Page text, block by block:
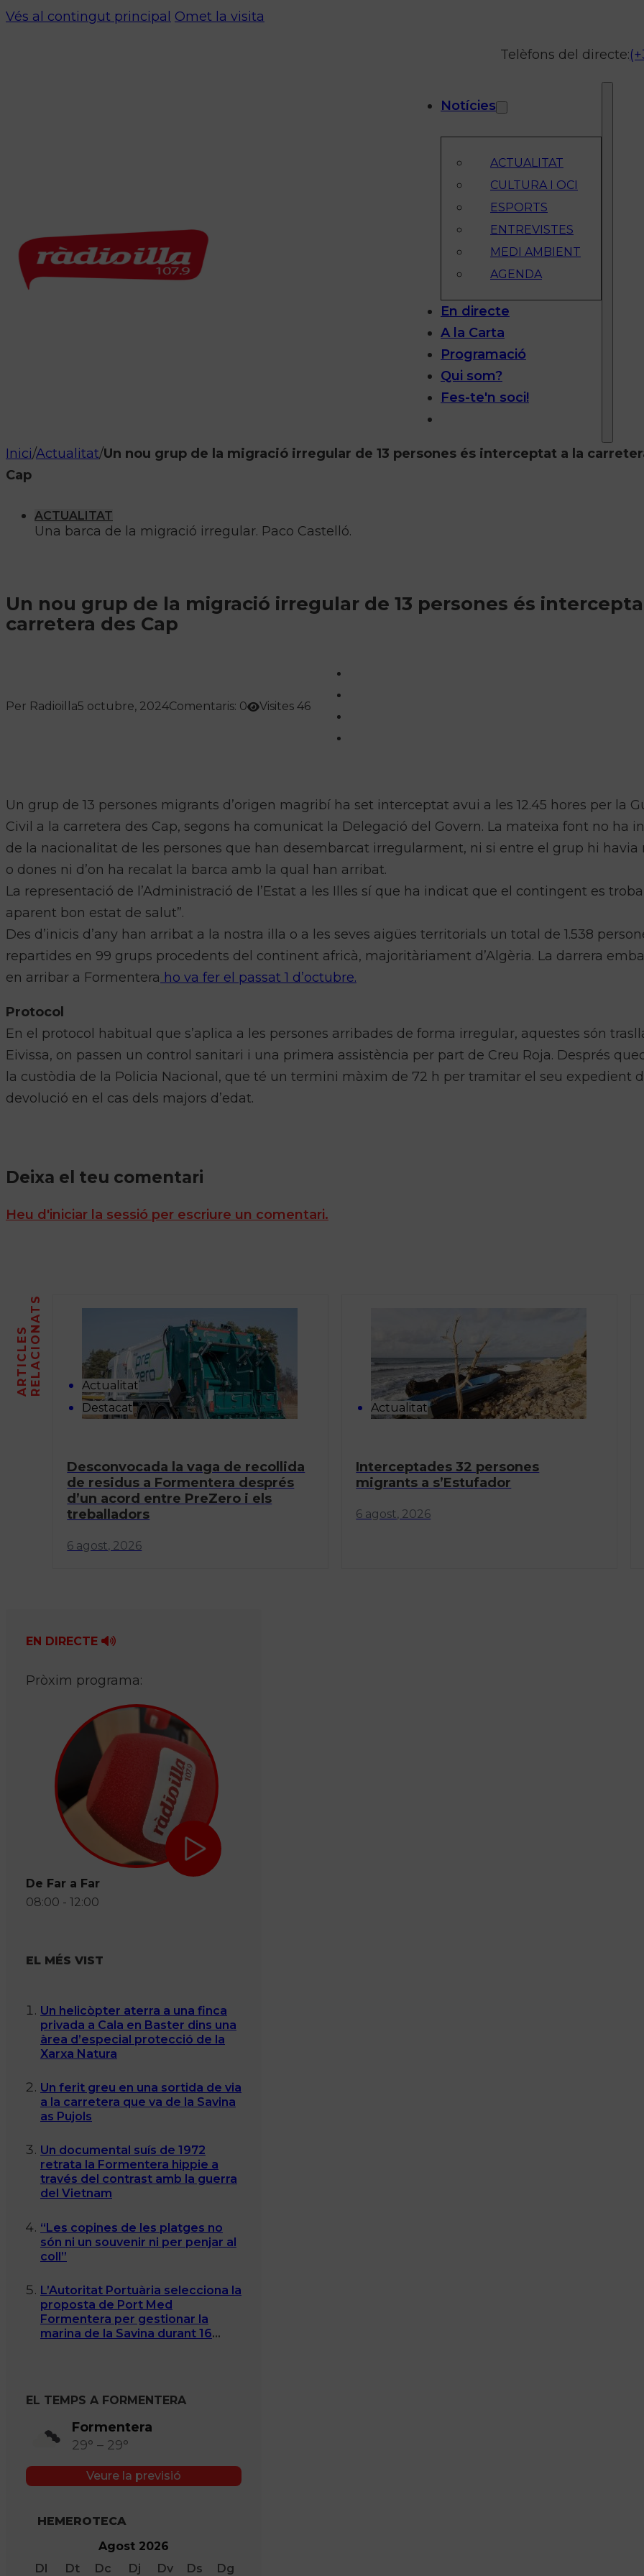
Vés al contingut principal Omet la visita
Telèfons del directe:
Notícies
ACTUALITAT
CULTURA I OCI
ESPORTS
ENTREVISTES
MEDI AMBIENT
AGENDA
En directe
A la Carta
Programació
Qui som?
Fes-te'n soci!
Inici/Actualitat/Un nou grup de la migració irregular de 13 persones és interceptat a la
Cap
Una barca de la migració irregular. Paco Castelló.
ACTUALITAT
Un nou grup de la migració irregular de 13 persones és
carretera des Cap
Per Radioilla5 octubre, 2024Comentaris: 0 Visites 46
Un grup de 13 persones migrants d’origen magribí ha set interceptat avui a les 12.45 hores per la
Civil a la carretera des Cap, segons ha comunicat la Delegació del Govern. La mateixa font no ha
de la nacionalitat de les persones que han desembarcat irregularment, ni si entre el grup hi havia
o dones ni d’on ha recalat la barca amb la qual han arribat.
La representació de l’Administració de l’Estat a les Illes sí que ha indicat que el contingent es troba
aparent bon estat de salut”.
Des d’inicis d’any han arribat a la nostra illa o a les seves aigües territorials un total de 1.538
repartides en 99 grups procedents del continent africà, majoritàriament d’Algèria. La darrera
en arribar a Formentera ho va fer el passat 1 d’octubre.
Protocol
En el protocol habitual que s’aplica a les persones arribades de forma irregular, aquestes són
Eivissa, on passen un control sanitari i una primera assistència per part de Creu Roja. Després
la custòdia de la Policia Nacional, que té un termini màxim de 72 h per tramitar el seu expedient
devolució en el cas dels majors d’edat.
Deixa el teu comentari
Heu d'iniciar la sessió per escriure un comentari.
A
R
T
I
C
L
E
S
R
E
L
A
C
I
O
N
A
TS
Actualitat
Destacat
Desconvocada la vaga de recollida
de residus a Formentera després
d’un acord entre PreZero i els
treballadors
6 agost, 2026
Actualitat
Interceptades 32 persones
migrants a s’Estufador
6 agost, 2026
EN DIRECTE
Pròxim programa:
De Far a Far
08:00 - 12:00
EL MÉS VIST
Un helicòpter aterra a una finca
privada a Cala en Baster dins una
àrea d’especial protecció de la
Xarxa Natura
Un ferit greu en una sortida de via
a la carretera que va de la Savina
as Pujols
Un documental suís de 1972
retrata la Formentera hippie a
través del contrast amb la guerra
del Vietnam
“Les copines de les platges no
són ni un souvenir ni per penjar al
coll”
L’Autoritat Portuària selecciona la
proposta de Port Med
Formentera per gestionar la
marina de la Savina durant 16
EL TEMPS A FORMENTERA
Formentera
29° – 29°
Veure la previsió
HEMEROTECA
Agost 2026
Dl
Dt Dc Dj Dv Ds Dg